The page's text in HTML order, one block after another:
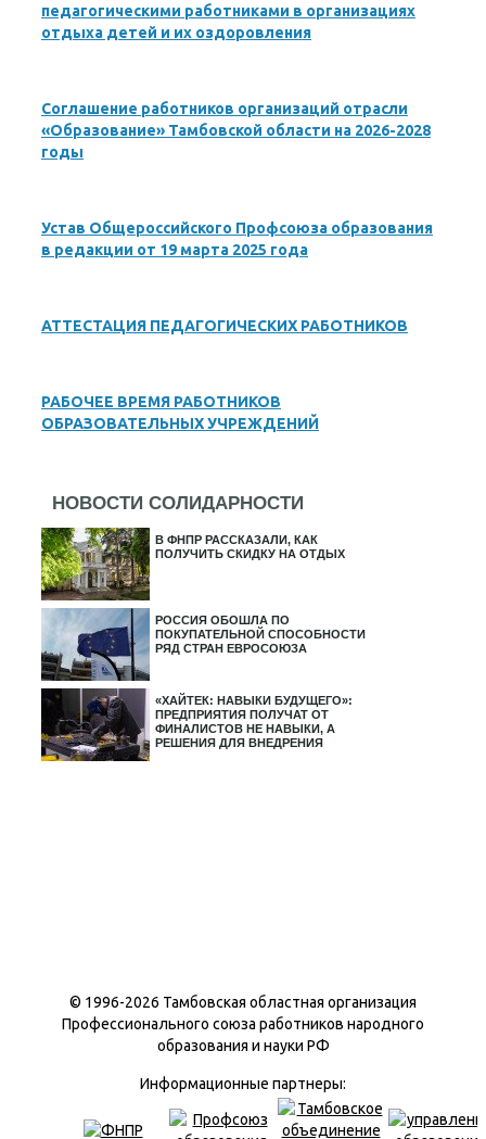
педагогическими работниками в организациях
отдыха детей и их оздоровления
Соглашение работников организаций отрасли
«Образование» Тамбовской области на 2026-2028
годы
Устав Общероссийского Профсоюза образования
в редакции от 19 марта 2025 года
АТТЕСТАЦИЯ ПЕДАГОГИЧЕСКИХ РАБОТНИКОВ
РАБОЧЕЕ ВРЕМЯ РАБОТНИКОВ
ОБРАЗОВАТЕЛЬНЫХ УЧРЕЖДЕНИЙ
НОВОСТИ СОЛИДАРНОСТИ
В ФНПР РАССКАЗАЛИ, КАК
ПОЛУЧИТЬ СКИДКУ НА ОТДЫХ
РОССИЯ ОБОШЛА ПО
ПОКУПАТЕЛЬНОЙ СПОСОБНОСТИ
РЯД СТРАН ЕВРОСОЮЗА
«ХАЙТЕК: НАВЫКИ БУДУЩЕГО»:
ПРЕДПРИЯТИЯ ПОЛУЧАТ ОТ
ФИНАЛИСТОВ НЕ НАВЫКИ, А
РЕШЕНИЯ ДЛЯ ВНЕДРЕНИЯ
© 1996-2026 Тамбовская областная организация
Профессионального союза работников народного
образования и науки РФ
Информационные партнеры: